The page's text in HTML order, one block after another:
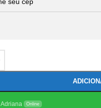
Adriana Online